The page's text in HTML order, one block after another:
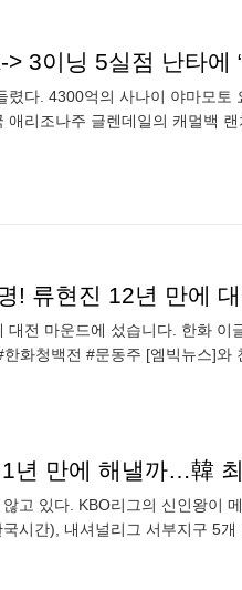
3이닝 5실점 난타에
다. 4300억의 사나이 야마모토
리조나주 글렌데일의 캐멀백 랜
! 류현진 12년 만에
전 마운드에 섰습니다. 한화 이
화청백전 #문동주 [엠빅뉴스]와
고 있다. KBO리그의 신인왕이
시간), 내셔널리그 서부지구 5